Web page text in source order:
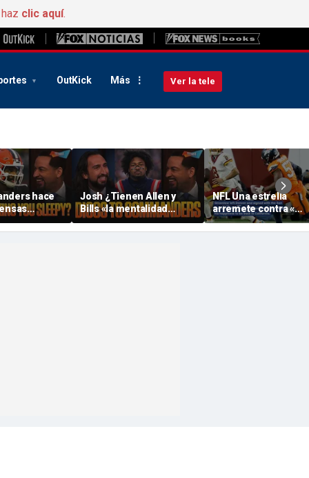
clic aquí.
OutKick Más Ver la tele
hace
un
los
Josh ¿Tienen Allen y
Bills «la mentalidad
adecuada» para esta
temporada? ¿ Will Diggs
NFL Una estrella
arremete contra «
Denver » por esta
extraña razón